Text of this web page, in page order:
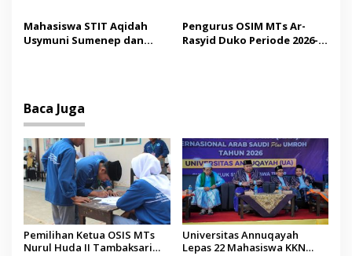
Operator Diaudit
Pendidikan Berbasis
Budaya
Mahasiswa STIT Aqidah
Usymuni Sumenep dan
Pengurus OSIM MTs Ar-
Rasyid Duko Periode 2026-
Baca Juga
Pemilihan Ketua OSIS MTs
Nurul Huda II Tambaksari
Universitas Annuqayah
Lepas 22 Mahasiswa KKN